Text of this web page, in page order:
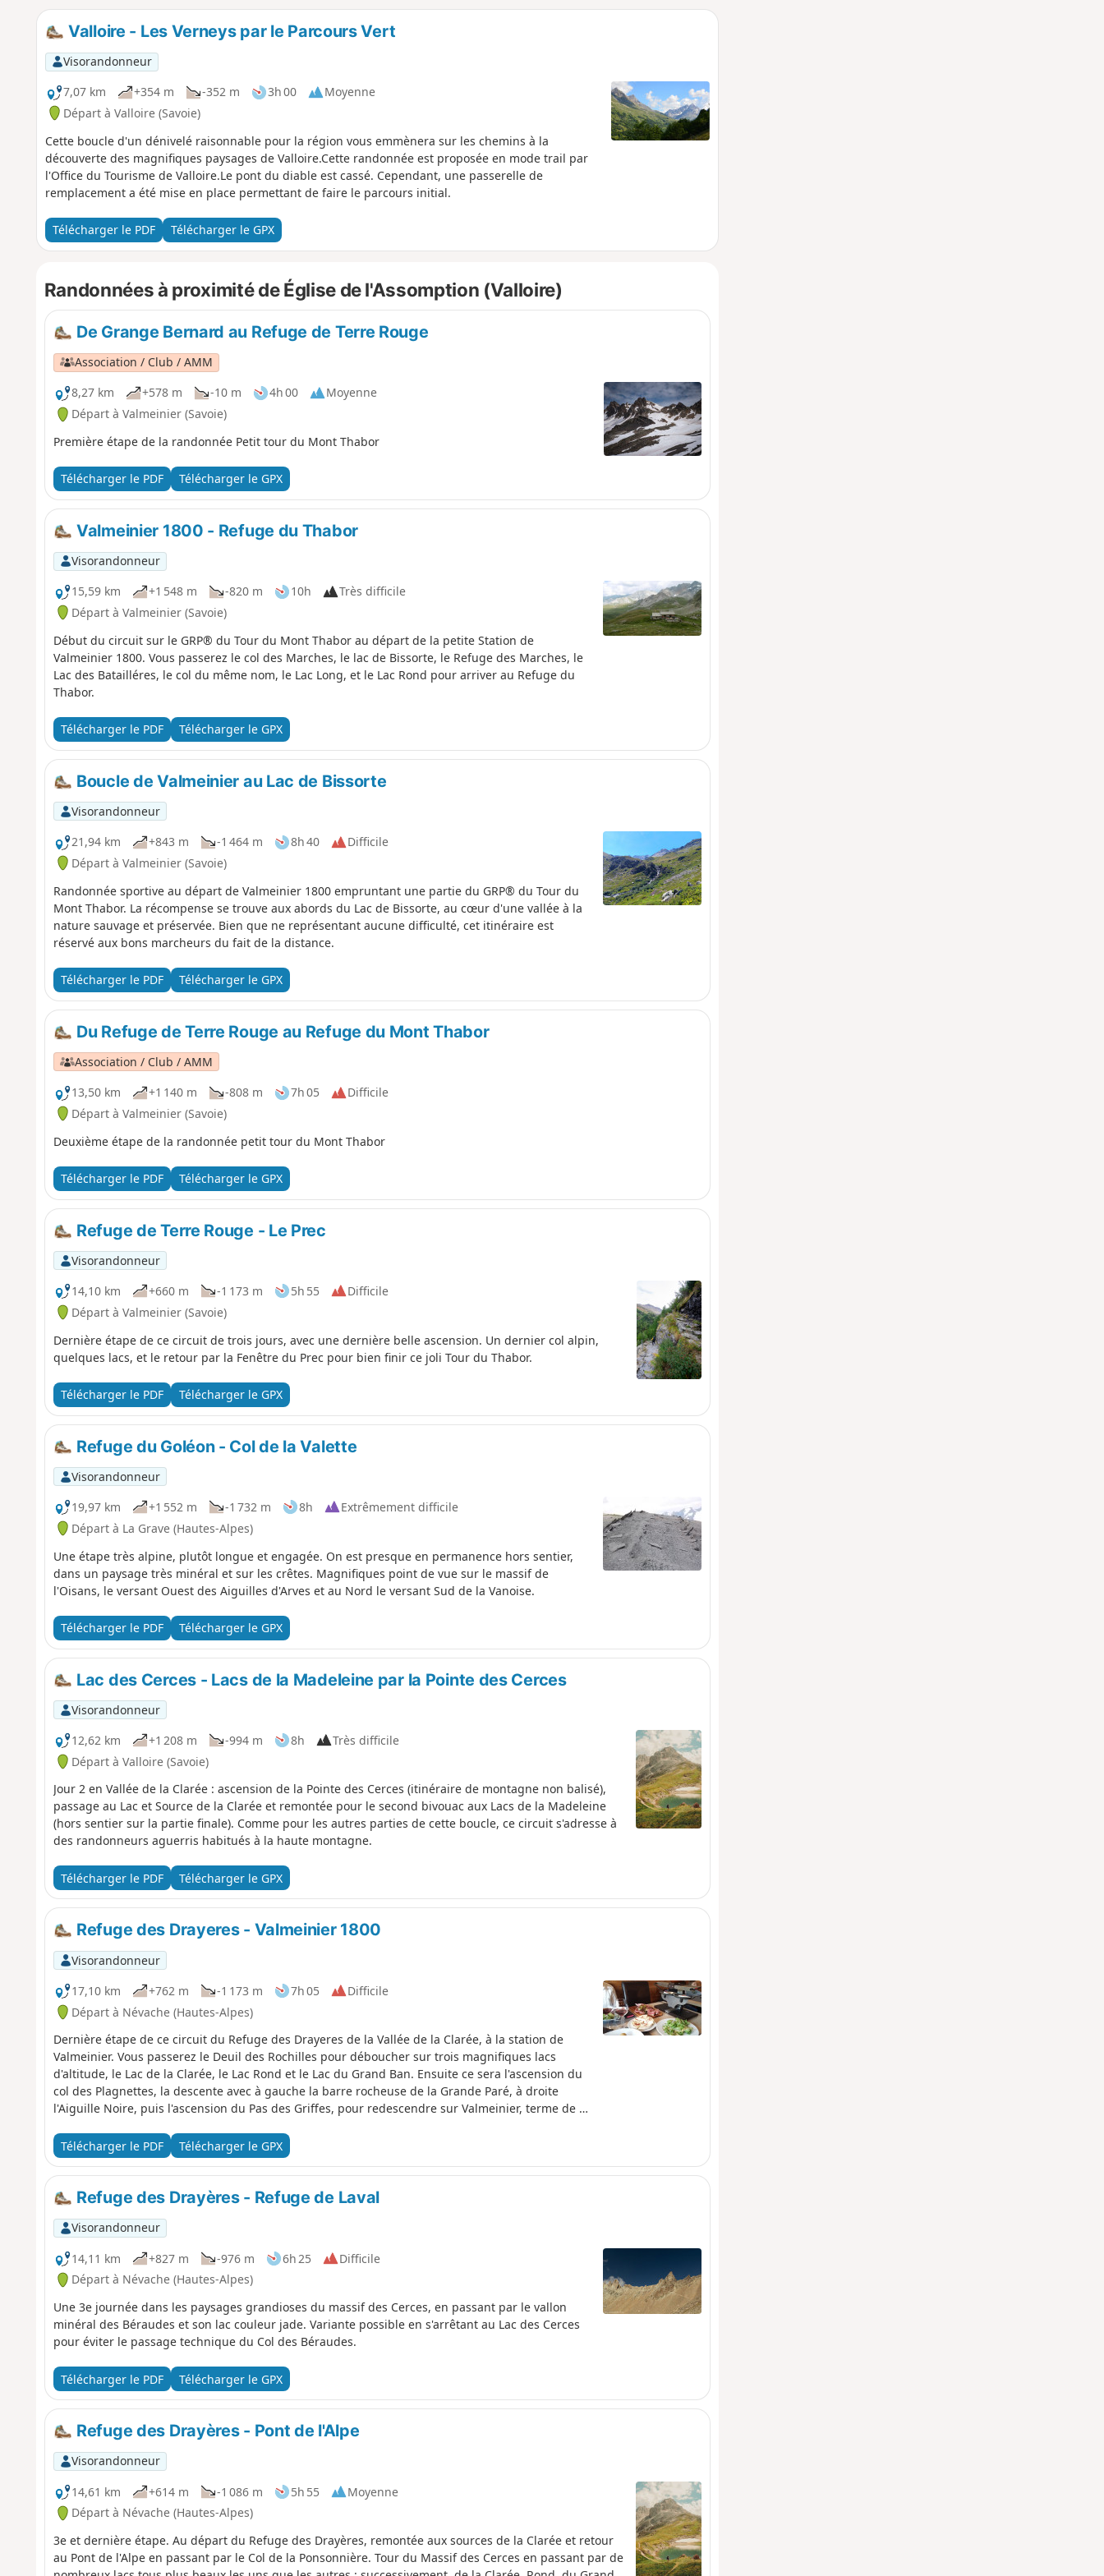
Valloire - Les Verneys par le Parcours Vert
Visorandonneur
7,07 km
+354 m -352 m 3h 00
Moyenne
Départ à Valloire (Savoie)
Cette boucle d'un dénivelé raisonnable pour la région vous emmènera sur les chemins à la
découverte des magnifiques paysages de Valloire.Cette randonnée est proposée en mode trail par
l'Office du Tourisme de Valloire.Le pont du diable est cassé. Cependant, une passerelle de
remplacement a été mise en place permettant de faire le parcours initial.
Télécharger le PDF Télécharger le GPX
Randonnées à proximité de Église de l'Assomption (Valloire)
De Grange Bernard au Refuge de Terre Rouge
Association / Club / AMM
8,27 km
+578 m -10 m 4h 00
Moyenne
Départ à Valmeinier (Savoie)
Première étape de la randonnée Petit tour du Mont Thabor
Télécharger le PDF Télécharger le GPX
Valmeinier 1800 - Refuge du Thabor
Visorandonneur
15,59 km
+1 548 m -820 m 10h
Très difficile
Départ à Valmeinier (Savoie)
Début du circuit sur le GRP® du Tour du Mont Thabor au départ de la petite Station de
Valmeinier 1800. Vous passerez le col des Marches, le lac de Bissorte, le Refuge des Marches, le
Lac des Batailléres, le col du même nom, le Lac Long, et le Lac Rond pour arriver au Refuge du
Thabor.
Télécharger le PDF Télécharger le GPX
Boucle de Valmeinier au Lac de Bissorte
Visorandonneur
21,94 km
+843 m -1 464 m 8h 40
Difficile
Départ à Valmeinier (Savoie)
Randonnée sportive au départ de Valmeinier 1800 empruntant une partie du GRP® du Tour du
Mont Thabor. La récompense se trouve aux abords du Lac de Bissorte, au cœur d'une vallée à la
nature sauvage et préservée. Bien que ne représentant aucune difficulté, cet itinéraire est
réservé aux bons marcheurs du fait de la distance.
Télécharger le PDF Télécharger le GPX
Du Refuge de Terre Rouge au Refuge du Mont Thabor
Association / Club / AMM
13,50 km
+1 140 m -808 m 7h 05
Difficile
Départ à Valmeinier (Savoie)
Deuxième étape de la randonnée petit tour du Mont Thabor
Télécharger le PDF Télécharger le GPX
Refuge de Terre Rouge - Le Prec
Visorandonneur
14,10 km
+660 m -1 173 m 5h 55
Difficile
Départ à Valmeinier (Savoie)
Dernière étape de ce circuit de trois jours, avec une dernière belle ascension. Un dernier col alpin,
quelques lacs, et le retour par la Fenêtre du Prec pour bien finir ce joli Tour du Thabor.
Télécharger le PDF Télécharger le GPX
Refuge du Goléon - Col de la Valette
Visorandonneur
19,97 km
+1 552 m -1 732 m 8h
Extrêmement difficile
Départ à La Grave (Hautes-Alpes)
Une étape très alpine, plutôt longue et engagée. On est presque en permanence hors sentier,
dans un paysage très minéral et sur les crêtes. Magnifiques point de vue sur le massif de
l'Oisans, le versant Ouest des Aiguilles d'Arves et au Nord le versant Sud de la Vanoise.
Télécharger le PDF Télécharger le GPX
Lac des Cerces - Lacs de la Madeleine par la Pointe des Cerces
Visorandonneur
12,62 km
+1 208 m -994 m 8h
Très difficile
Départ à Valloire (Savoie)
Jour 2 en Vallée de la Clarée : ascension de la Pointe des Cerces (itinéraire de montagne non balisé),
passage au Lac et Source de la Clarée et remontée pour le second bivouac aux Lacs de la Madeleine
(hors sentier sur la partie finale). Comme pour les autres parties de cette boucle, ce circuit s'adresse à
des randonneurs aguerris habitués à la haute montagne.
Télécharger le PDF Télécharger le GPX
Refuge des Drayeres - Valmeinier 1800
Visorandonneur
17,10 km
+762 m -1 173 m 7h 05
Difficile
Départ à Névache (Hautes-Alpes)
Dernière étape de ce circuit du Refuge des Drayeres de la Vallée de la Clarée, à la station de
Valmeinier. Vous passerez le Deuil des Rochilles pour déboucher sur trois magnifiques lacs
d'altitude, le Lac de la Clarée, le Lac Rond et le Lac du Grand Ban. Ensuite ce sera l'ascension du
col des Plagnettes, la descente avec à gauche la barre rocheuse de la Grande Paré, à droite
l'Aiguille Noire, puis l'ascension du Pas des Griffes, pour redescendre sur Valmeinier, terme de ce
Télécharger le PDF
Télécharger le GPX
Refuge des Drayères - Refuge de Laval
Visorandonneur
14,11 km
+827 m -976 m 6h 25
Difficile
Départ à Névache (Hautes-Alpes)
Une 3e journée dans les paysages grandioses du massif des Cerces, en passant par le vallon
minéral des Béraudes et son lac couleur jade. Variante possible en s'arrêtant au Lac des Cerces
pour éviter le passage technique du Col des Béraudes.
Télécharger le PDF Télécharger le GPX
Refuge des Drayères - Pont de l'Alpe
Visorandonneur
14,61 km
+614 m -1 086 m 5h 55
Moyenne
Départ à Névache (Hautes-Alpes)
3e et dernière étape. Au départ du Refuge des Drayères, remontée aux sources de la Clarée et retour
au Pont de l'Alpe en passant par le Col de la Ponsonnière. Tour du Massif des Cerces en passant par de